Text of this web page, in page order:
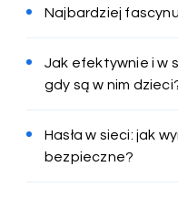
Najbardziej
Jak efektywnie i w
gdy są w nim
Hasła w sieci: jak
bezpieczne?